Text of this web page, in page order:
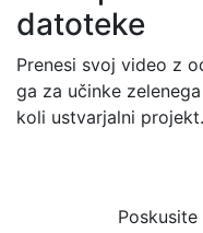
datoteke
Prenesi svoj video z
ga za učinke
koli ustvarjalni projekt.